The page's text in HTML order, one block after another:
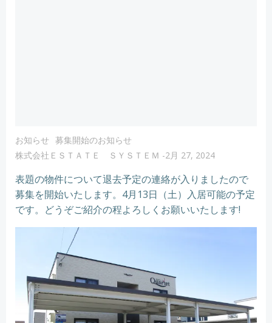
お知らせ 募集開始のお知らせ
株式会社ＥＳＴＡＴＥ ＳＹＳＴＥＭ -2月 27, 2024
表題の物件について退去予定の連絡が入りましたので
募集を開始いたします。4月13日（土）入居可能の予定
です。どうぞご紹介の程よろしくお願いいたします!